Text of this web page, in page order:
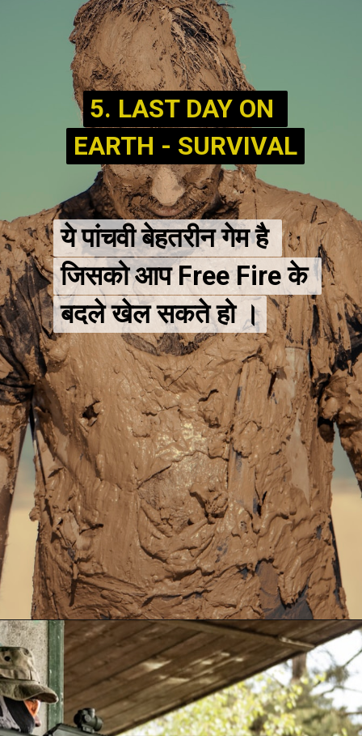
ये पांचवी बेहतरीन गेम है
जिसको आप Free Fire के
बदले खेल सकते हो ।
ये पांचवी बेहतरीन गेम है
जिसको आप Free Fire के
बदले खेल सकते हो ।
5. LAST DAY ON
EARTH - SURVIVAL
5. LAST DAY ON
EARTH - SURVIVAL